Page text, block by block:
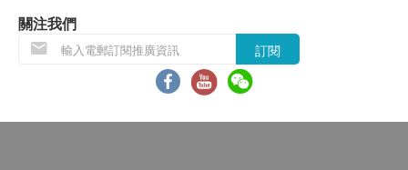
不排除運送時間會因節日而有所影響。當八號烈風
訊號懸掛或黑色暴雨警告生效時，送貨服務時間將
關注我們
訂閱